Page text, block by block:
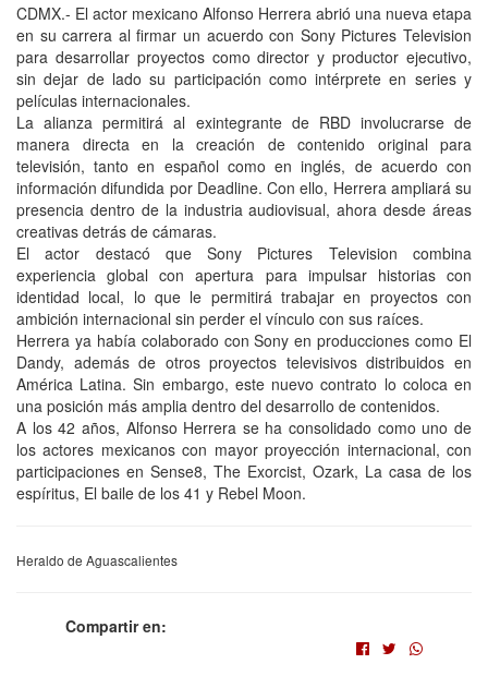
CDMX.- El actor mexicano Alfonso Herrera abrió una nueva etapa
en su carrera al firmar un acuerdo con Sony Pictures Television
para desarrollar proyectos como director y productor ejecutivo,
sin dejar de lado su participación como intérprete en series y
películas internacionales.
La alianza permitirá al exintegrante de RBD involucrarse de
manera directa en la creación de contenido original para
televisión, tanto en español como en inglés, de acuerdo con
información difundida por Deadline. Con ello, Herrera ampliará su
presencia dentro de la industria audiovisual, ahora desde áreas
creativas detrás de cámaras.
El actor destacó que Sony Pictures Television combina
experiencia global con apertura para impulsar historias con
identidad local, lo que le permitirá trabajar en proyectos con
ambición internacional sin perder el vínculo con sus raíces.
Herrera ya había colaborado con Sony en producciones como El
Dandy, además de otros proyectos televisivos distribuidos en
América Latina. Sin embargo, este nuevo contrato lo coloca en
una posición más amplia dentro del desarrollo de contenidos.
A los 42 años, Alfonso Herrera se ha consolidado como uno de
los actores mexicanos con mayor proyección internacional, con
participaciones en Sense8, The Exorcist, Ozark, La casa de los
espíritus, El baile de los 41 y Rebel Moon.
Heraldo de Aguascalientes
Compartir en: